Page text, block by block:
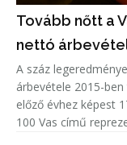
Tovább nőtt a
nettó
A száz
árbevétele 2015-
előző évhez képest
100 Vas című